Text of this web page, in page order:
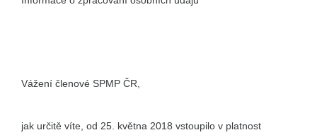
Vážení členové SPMP ČR,
jak určitě víte, od 25. května 2018 vstoupilo v platnost